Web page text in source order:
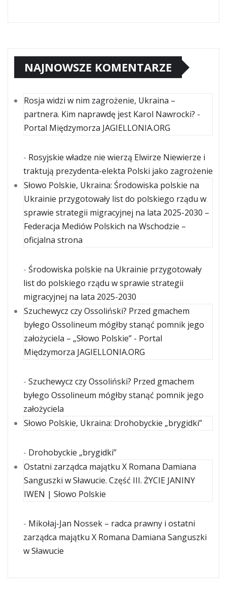
NAJNOWSZE KOMENTARZE
Rosja widzi w nim zagrożenie, Ukraina –
partnera. Kim naprawdę jest Karol Nawrocki? -
Portal Międzymorza JAGIELLONIA.ORG
- Rosyjskie władze nie wierzą Elwirze Niewierze i
traktują prezydenta-elekta Polski jako zagrożenie
Słowo Polskie, Ukraina: Środowiska polskie na
Ukrainie przygotowały list do polskiego rządu w
sprawie strategii migracyjnej na lata 2025-2030 –
Federacja Mediów Polskich na Wschodzie –
oficjalna strona
- Środowiska polskie na Ukrainie przygotowały
list do polskiego rządu w sprawie strategii
migracyjnej na lata 2025-2030
Szuchewycz czy Ossoliński? Przed gmachem
byłego Ossolineum mógłby stanąć pomnik jego
założyciela – „Słowo Polskie” - Portal
Międzymorza JAGIELLONIA.ORG
- Szuchewycz czy Ossoliński? Przed gmachem
byłego Ossolineum mógłby stanąć pomnik jego
założyciela
Słowo Polskie, Ukraina: Drohobyckie „brygidki”
- Drohobyckie „brygidki”
Ostatni zarządca majątku X Romana Damiana
Sanguszki w Sławucie. Część III. ŻYCIE JANINY
IWEN | Słowo Polskie
- Mikołaj-Jan Nossek – radca prawny i ostatni
zarządca majątku X Romana Damiana Sanguszki
w Sławucie